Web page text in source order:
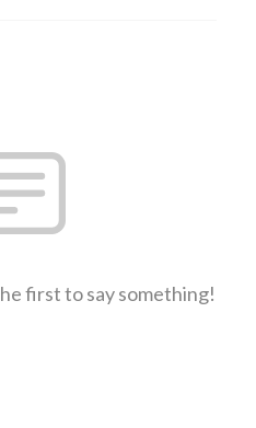
first to say something!